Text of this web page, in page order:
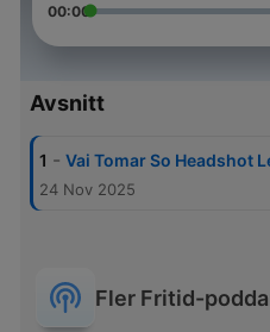
00:00
Avsnitt
1 - Vai Tomar So Headshot
24 Nov 2025
Fler Fritid-